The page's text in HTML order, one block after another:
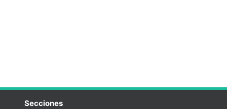
Secciones